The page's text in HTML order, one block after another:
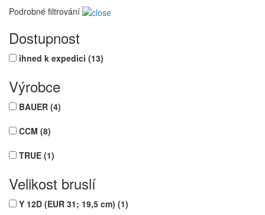
Podrobné filtrování
Dostupnost
ihned k expedici (13)
Výrobce
BAUER (4)
CCM (8)
TRUE (1)
Velikost bruslí
Y 12D (EUR 31; 19,5 cm) (1)